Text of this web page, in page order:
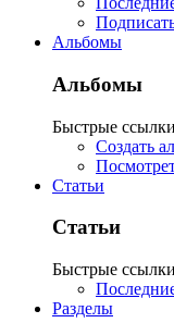
Альбомы
Альбомы
Быстрые ссылки
Создать
Статьи
Статьи
Быстрые ссылки
Разделы